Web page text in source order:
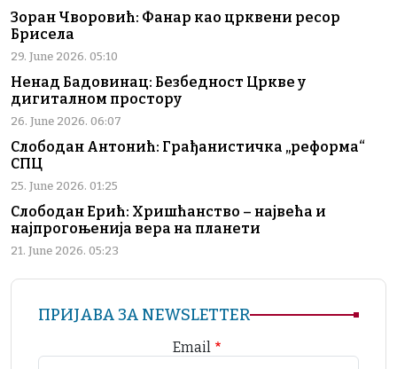
Зоран Чворовић: Фанар као црквени ресор
Брисела
29. June 2026. 05:10
Ненад Бадовинац: Безбедност Цркве у
дигиталном простору
26. June 2026. 06:07
Слободан Антонић: Грађанистичка „реформа“
СПЦ
25. June 2026. 01:25
Слободан Ерић: Хришћанство – највећа и
најпрогоњенија вера на планети
21. June 2026. 05:23
ПРИЈАВА ЗА NEWSLETTER
Email